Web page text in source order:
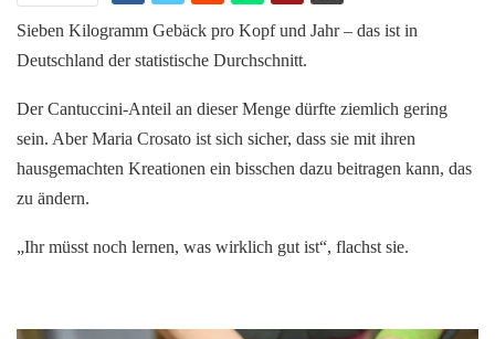
Sieben Kilogramm Gebäck pro Kopf und Jahr – das ist in
Deutschland der statistische Durchschnitt.
Der Cantuccini-Anteil an dieser Menge dürfte ziemlich gering
sein. Aber Maria Crosato ist sich sicher, dass sie mit ihren
hausgemachten Kreationen ein bisschen dazu beitragen kann, das
zu ändern.
„Ihr müsst noch lernen, was wirklich gut ist“, flachst sie.